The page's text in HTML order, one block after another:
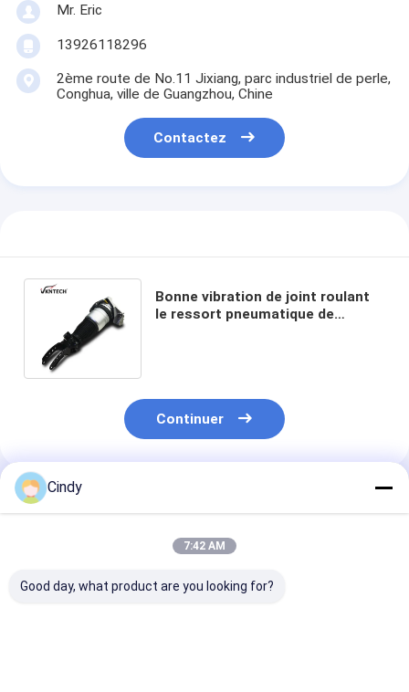
Mr. Eric
13926118296
2ème route de No.11 Jixiang, parc industriel de perle,
Conghua, ville de Guangzhou, Chine
Contactez
Bonne vibration de joint roulant
le ressort pneumatique de
Continuer
Produits Recommandés
Cindy
7:42 AM
Good day, what product are you looking for?